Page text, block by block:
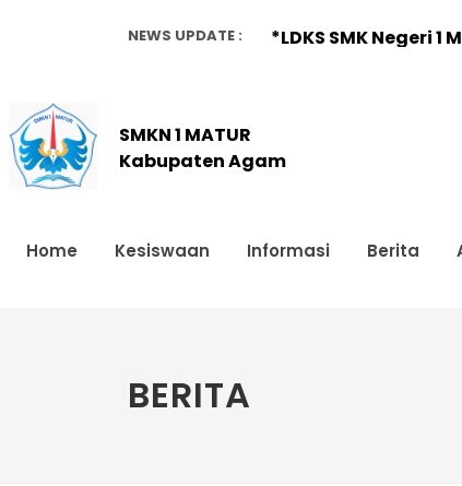
NEWS UPDATE :
*LDKS SMK Negeri
SMKN 1 MATUR
Kabupaten Agam
Home Kesiswaan Informasi Berita
BERITA